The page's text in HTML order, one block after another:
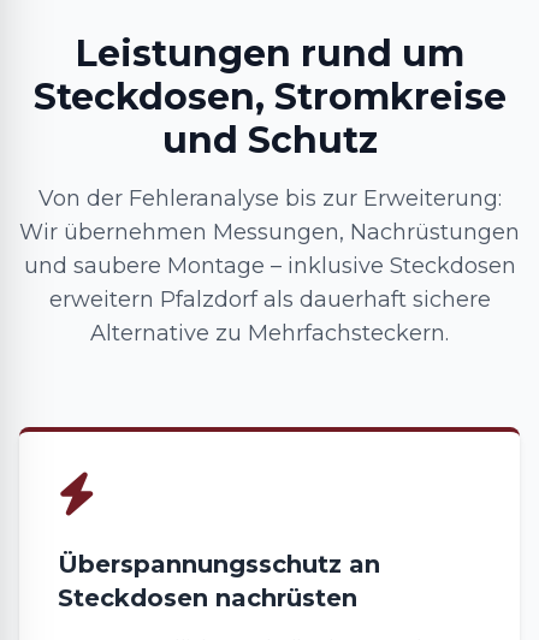
Leistungen rund um
Steckdosen, Stromkreise
und Schutz
Von der Fehleranalyse bis zur Erweiterung:
Wir übernehmen Messungen, Nachrüstungen
und saubere Montage – inklusive Steckdosen
erweitern Pfalzdorf als dauerhaft sichere
Alternative zu Mehrfachsteckern.
Überspannungsschutz an
Steckdosen nachrüsten